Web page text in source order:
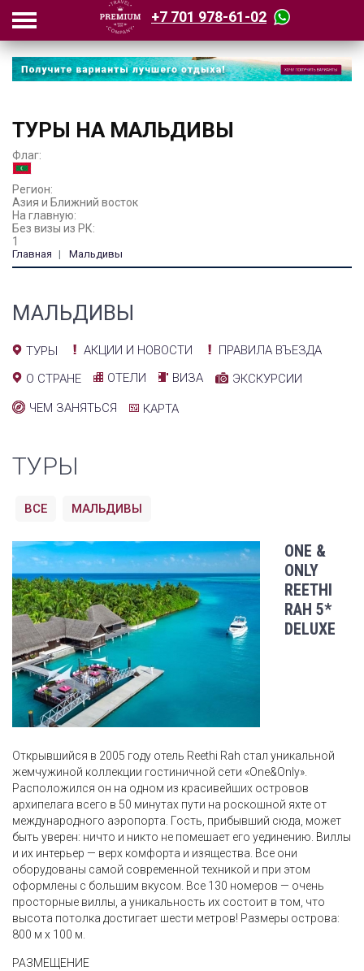
+7 701 978-61-02
ТУРЫ НА МАЛЬДИВЫ
Флаг:
Регион:
Азия и Ближний восток
На главную:
Без визы из РК:
1
Главная Мальдивы
МАЛЬДИВЫ
ТУРЫ АКЦИИ И НОВОСТИ
ПРАВИЛА ВЪЕЗДА
О СТРАНЕ
ОТЕЛИ ВИЗА
ЭКСКУРСИИ
ЧЕМ ЗАНЯТЬСЯ
КАРТА
ТУРЫ
ВСЕ МАЛЬДИВЫ
ONE &
ONLY
REETHI
RAH 5*
DELUXE
Открывшийся в 2005 году отель Reethi Rah стал уникальной
жемчужиной коллекции гостиничной сети «One&Only».
Расположился он на одном из красивейших островов
архипелага всего в 50 минутах пути на роскошной яхте от
международного аэропорта. Гость, прибывший сюда, может
быть уверен: ничто и никто не помешает его уединению. Виллы
и их интерьер — верх комфорта и изящества. Все они
оборудованы самой современной техникой и при этом
оформлены с большим вкусом. Все 130 номеров — очень
просторные виллы, а уникальность их состоит в том, что
высота потолка достигает шести метров! Размеры острова:
800 м х 100 м.
РАЗМЕЩЕНИЕ